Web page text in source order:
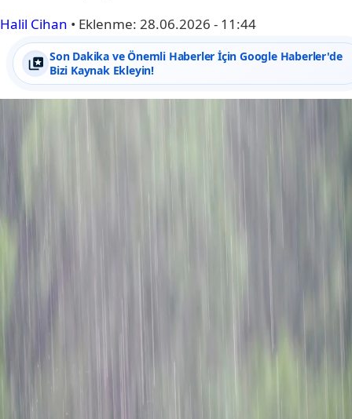
Halil Cihan • Eklenme: 28.06.2026 - 11:44
Son Dakika ve Önemli Haberler İçin Google Haberler'de
Bizi Kaynak Ekleyin!